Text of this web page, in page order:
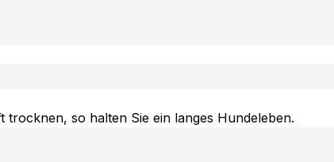
trocknen, so halten Sie ein langes Hundeleben.